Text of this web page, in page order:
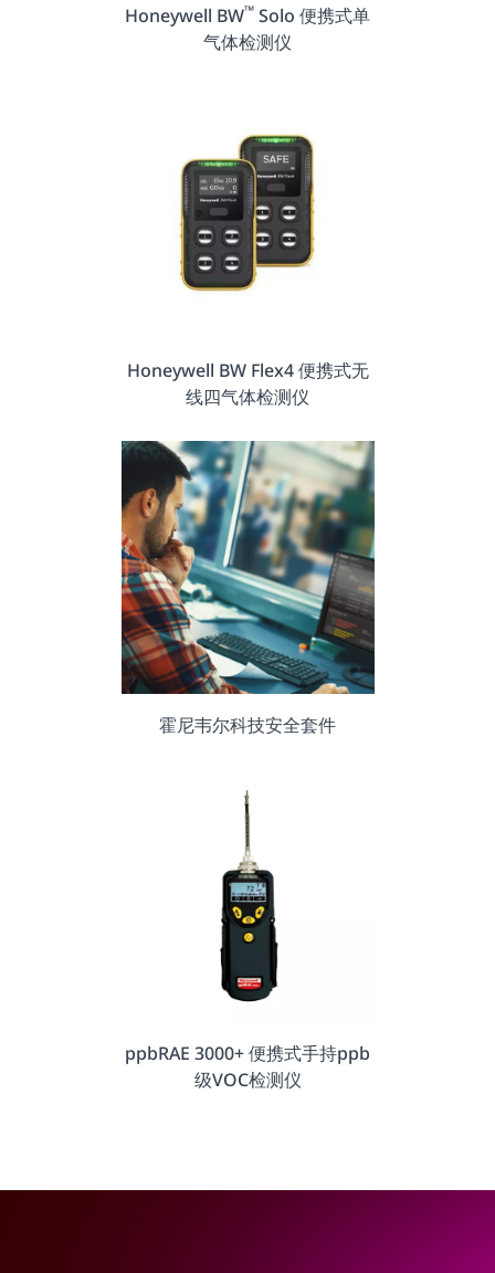
Honeywell BW™ Solo 便携式单
气体检测仪
Honeywell BW Flex4 便携式无
线四气体检测仪
霍尼韦尔科技安全套件
ppbRAE 3000+ 便携式手持ppb
级VOC检测仪